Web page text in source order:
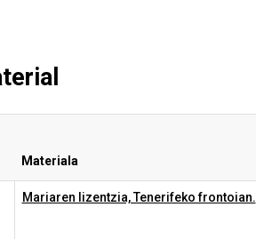
Materiala
Mariaren lizentzia, Tenerifeko frontoian.